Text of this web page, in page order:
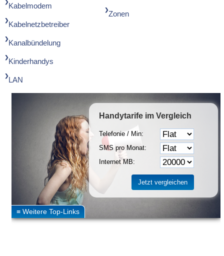
Kabelmodem
Kabelnetzbetreiber
Kanalbündelung
Kinderhandys
LAN
Zonen
Handytarife im Vergleich
Telefonie / Min:
SMS pro Monat:
Internet MB: